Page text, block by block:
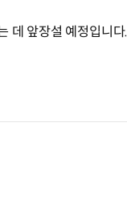
데 앞장설 예정입니다.